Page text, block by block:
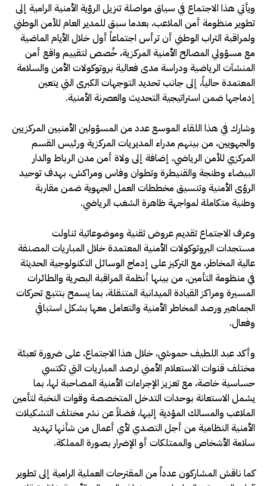
ويأتي هذا الاجتماع في سياق مواصلة تنزيل الرؤية الأمنية الرامية إلى
تطوير منظومة أمن الملاعب، بعدما سبق للمدير العام للأمن الوطني
ولمراقبة التراب الوطني أن ترأس اجتماعاً أول خلال الأيام الماضية
مع مسؤولي المصالح الأمنية المركزية، خُصص لتقييم واقع أمن
المنشآت الرياضية ودراسة مدى فعالية بروتوكولات الأمن والسلامة
المعتمدة حالياً، إلى جانب تحديد التوجهات الكبرى التي يتعين
إدماجها ضمن استراتيجية التحديث والعصرنة الأمنية.
وشارك في هذا اللقاء الموسع عدد من المسؤولين الأمنيين المركزيين
والجهويين، من بينهم مدراء المديريات المركزية ورئيس القسم
المركزي للأمن الرياضي، إضافة إلى ولاة أمن مدن الرباط والدار
البيضاء وطنجة والقنيطرة وتطوان وفاس ومراكش، بهدف توحيد
الرؤى الأمنية وتنسيق مخططات العمل الجهوية ضمن مقاربة
وطنية متكاملة لمواجهة ظاهرة الشغب الرياضي.
وعرف الاجتماع تقديم عروض تقنية وموضوعاتية تناولت
مستجدات البروتوكولات الأمنية المعتمدة خلال المباريات المصنفة
عالية المخاطر، مع التركيز على إدماج الوسائل التكنولوجية الحديثة
في منظومة التأمين، من بينها أنظمة المراقبة البصرية والطائرات
المسيرة ومراكز القيادة الميدانية المتنقلة، بما يسمح بتتبع تحركات
الجماهير ورصد المخاطر الأمنية والتعامل معها بشكل استباقي
وفعال.
وأكد عبد اللطيف حموشي، خلال هذا الاجتماع، على ضرورة تعبئة
مختلف قنوات الاستعلام الأمني لرصد المباريات التي تكتسي
حساسية خاصة، مع تعزيز الإجراءات الأمنية المصاحبة لها، بما
يشمل الاستعانة بوحدات التدخل المتخصصة وقوات النخبة لتأمين
الملاعب والمسالك المؤدية إليها، فضلاً عن نشر مختلف التشكيلات
الأمنية النظامية من أجل التصدي لأي أعمال من شأنها تهديد
سلامة الأشخاص والممتلكات أو الإضرار بصورة المملكة.
كما ناقش المشاركون عدداً من المقترحات العملية الرامية إلى تطوير